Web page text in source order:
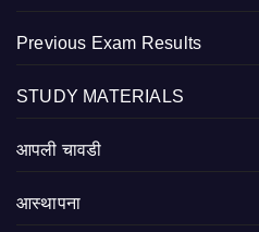
Previous Exam Results
STUDY MATERIALS
आपली चावडी
आस्थापना